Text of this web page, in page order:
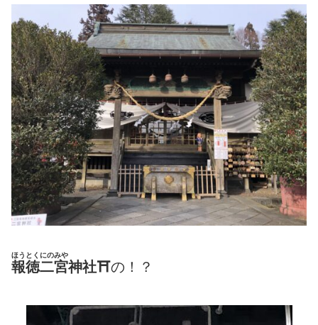
報徳二宮
ほうとくにのみや
神社⛩の！？